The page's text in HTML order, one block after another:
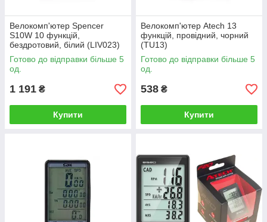
Велокомп'ютер Spencer
S10W 10 функцій,
бездротовий, білий (LIV023)
Готово до відправки більше 5
од.
1 191 ₴
Купити
Велокомп'ютер Atech 13
функцій, провідний, чорний
(TU13)
Готово до відправки більше 5
од.
538 ₴
Купити